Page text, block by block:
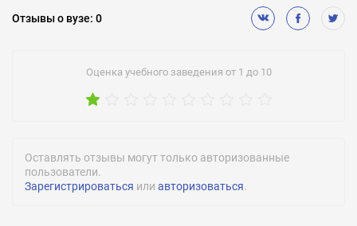
Нет
Количество студентов:
3000
Отзывыо вузе: 0
Оценка учебного заведения от 1 до 10
Оставлять отзывы могут только авторизованные
пользователи.
Зарегистрироваться или авторизоваться.